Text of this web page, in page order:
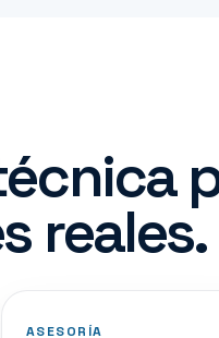
reales.
ASESORÍA